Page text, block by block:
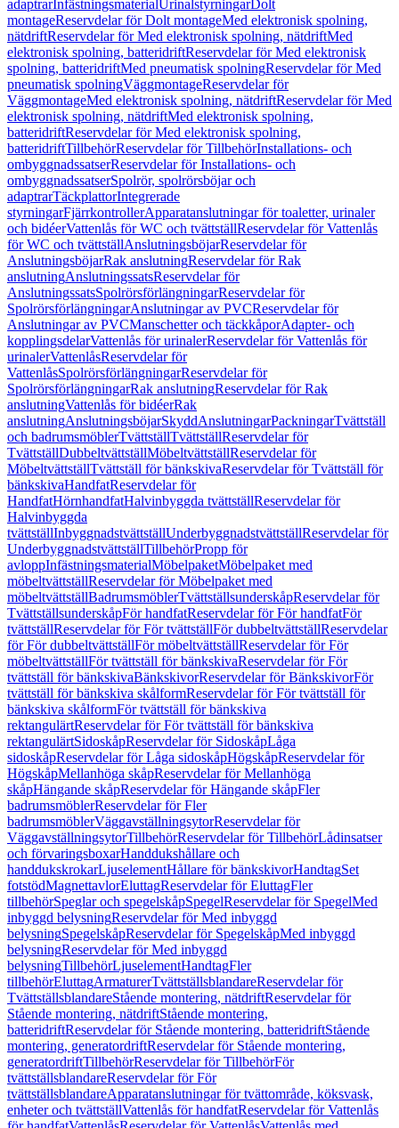
adaptrarInfästningsmaterialUrinalstyrningarDolt
montageReservdelar för Dolt montageMed elektronisk spolning,
nätdriftReservdelar för Med elektronisk spolning, nätdriftMed
elektronisk spolning, batteridriftReservdelar för Med elektronisk
spolning, batteridriftMed pneumatisk spolningReservdelar för Med
pneumatisk spolningVäggmontageReservdelar för
VäggmontageMed elektronisk spolning, nätdriftReservdelar för Med
elektronisk spolning, nätdriftMed elektronisk spolning,
batteridriftReservdelar för Med elektronisk spolning,
batteridriftTillbehörReservdelar för TillbehörInstallations- och
ombyggnadssatserReservdelar för Installations- och
ombyggnadssatserSpolrör, spolrörsböjar och
adaptrarTäckplattorIntegrerade
styrningarFjärrkontrollerApparatanslutningar för toaletter, urinaler
och bidéerVattenlås för WC och tvättställReservdelar för Vattenlås
för WC och tvättställAnslutningsböjarReservdelar för
AnslutningsböjarRak anslutningReservdelar för Rak
anslutningAnslutningssatsReservdelar för
AnslutningssatsSpolrörsförlängningarReservdelar för
SpolrörsförlängningarAnslutningar av PVCReservdelar för
Anslutningar av PVCManschetter och täckkåporAdapter- och
kopplingsdelarVattenlås för urinalerReservdelar för Vattenlås för
urinalerVattenlåsReservdelar för
VattenlåsSpolrörsförlängningarReservdelar för
SpolrörsförlängningarRak anslutningReservdelar för Rak
anslutningVattenlås för bidéerRak
anslutningAnslutningsböjarSkyddAnslutningarPackningarTvättställ
och badrumsmöblerTvättställTvättställReservdelar för
TvättställDubbeltvättställMöbeltvättställReservdelar för
MöbeltvättställTvättställ för bänkskivaReservdelar för Tvättställ för
bänkskivaHandfatReservdelar för
HandfatHörnhandfatHalvinbyggda tvättställReservdelar för
Halvinbyggda
tvättställInbyggnadstvättställUnderbyggnadstvättställReservdelar för
UnderbyggnadstvättställTillbehörPropp för
avloppInfästningsmaterialMöbelpaketMöbelpaket med
möbeltvättställReservdelar för Möbelpaket med
möbeltvättställBadrumsmöblerTvättställsunderskåpReservdelar för
TvättställsunderskåpFör handfatReservdelar för För handfatFör
tvättställReservdelar för För tvättställFör dubbeltvättställReservdelar
för För dubbeltvättställFör möbeltvättställReservdelar för För
möbeltvättställFör tvättställ för bänkskivaReservdelar för För
tvättställ för bänkskivaBänkskivorReservdelar för BänkskivorFör
tvättställ för bänkskiva skålformReservdelar för För tvättställ för
bänkskiva skålformFör tvättställ för bänkskiva
rektangulärtReservdelar för För tvättställ för bänkskiva
rektangulärtSidoskåpReservdelar för SidoskåpLåga
sidoskåpReservdelar för Låga sidoskåpHögskåpReservdelar för
HögskåpMellanhöga skåpReservdelar för Mellanhöga
skåpHängande skåpReservdelar för Hängande skåpFler
badrumsmöblerReservdelar för Fler
badrumsmöblerVäggavställningsytorReservdelar för
VäggavställningsytorTillbehörReservdelar för TillbehörLådinsatser
och förvaringsboxarHanddukshållare och
handdukskrokarLjuselementHållare för bänkskivorHandtagSet
fotstödMagnettavlorEluttagReservdelar för EluttagFler
tillbehörSpeglar och spegelskåpSpegelReservdelar för SpegelMed
inbyggd belysningReservdelar för Med inbyggd
belysningSpegelskåpReservdelar för SpegelskåpMed inbyggd
belysningReservdelar för Med inbyggd
belysningTillbehörLjuselementHandtagFler
tillbehörEluttagArmaturerTvättställsblandareReservdelar för
TvättställsblandareStående montering, nätdriftReservdelar för
Stående montering, nätdriftStående montering,
batteridriftReservdelar för Stående montering, batteridriftStående
montering, generatordriftReservdelar för Stående montering,
generatordriftTillbehörReservdelar för TillbehörFör
tvättställsblandareReservdelar för För
tvättställsblandareApparatanslutningar för tvättområde, köksvask,
enheter och tvättställVattenlås för handfatReservdelar för Vattenlås